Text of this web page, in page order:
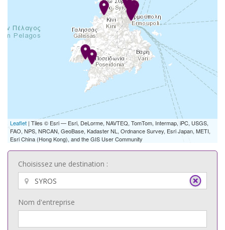
Leaflet | Tiles © Esri — Esri, DeLorme, NAVTEQ, TomTom, Intermap, iPC, USGS,
FAO, NPS, NRCAN, GeoBase, Kadaster NL, Ordnance Survey, Esri Japan, METI,
Esri China (Hong Kong), and the GIS User Community
Choisissez une destination :
Nom d'entreprise